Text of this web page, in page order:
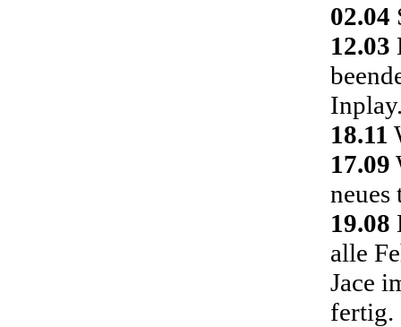
02.04
12.03
18.11
17.09
19.08
alle
Jace
fertig.